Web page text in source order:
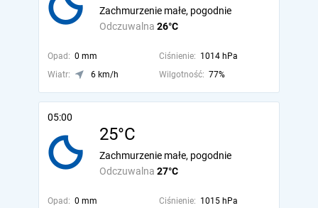
Odczuwalna 26°C
Zachmurzenie małe, pogodnie
Opad: 0 mm Ciśnienie: 1014 hPa
Wiatr:
6 km/h Wilgotność: 77%
05:00
25°C
Odczuwalna 27°C
Zachmurzenie małe, pogodnie
Opad: 0 mm Ciśnienie: 1015 hPa